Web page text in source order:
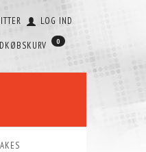
LOG IND
0